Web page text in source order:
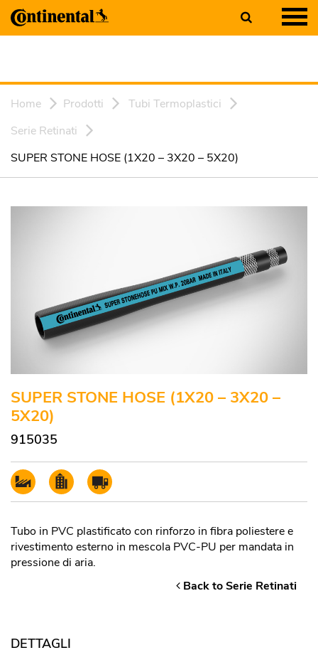
Home Prodotti
Tubi Termoplastici
Serie Retinati
SUPER STONE HOSE (1X20 – 3X20 – 5X20)
SUPER STONE HOSE (1X20 – 3X20 –
5X20)
915035
Tubo in PVC plastificato con rinforzo in fibra poliestere e
rivestimento esterno in mescola PVC-PU per mandata in
pressione di aria.
Back to Serie Retinati
DETTAGLI